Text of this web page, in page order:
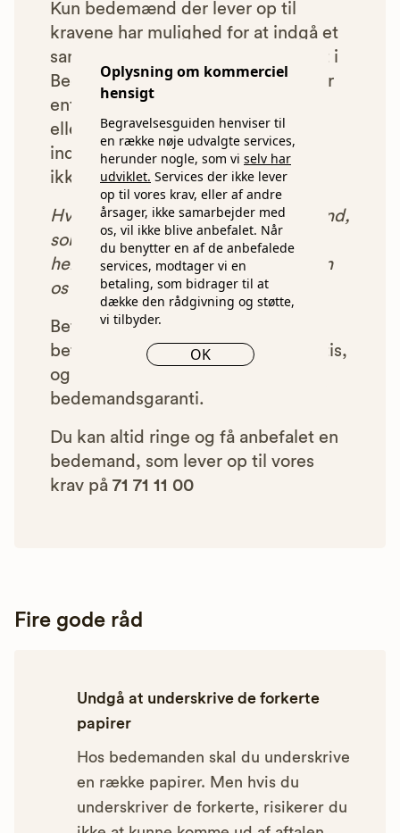
Oplysning om kommerciel
hensigt
Begravelsesguiden henviser til
en række nøje udvalgte services,
herunder nogle, som vi selv har
udviklet. Services der ikke lever
op til vores krav, eller af andre
årsager, ikke samarbejder med
os, vil ikke blive anbefalet. Når
du benytter en af de anbefalede
services, modtager vi en
betaling, som bidrager til at
dække den rådgivning og støtte,
vi tilbyder.
OK
Kun bedemænd der lever op til
kravene har mulighed for at indgå et
samarbejde med os om at blive vist i
Begravelsesguiden. Bedemænd der
enten ikke lever op til vores krav,
eller som af andre årsager ikke har
indgået et samarbejde med os, vil
ikke blive vist i vores anbefalinger.
Hver gang du benytter en bedemand,
som vi har godkendt, anbefalet og
henvist dig til, betaler bedemanden
os et beløb for denne henvisning.
Betalingen for vores henvisninger
betyder, at vores rådgivning er gratis,
og at vi samtidig kan tilbyde vores
bedemandsgaranti.
Du kan altid ringe og få anbefalet en
bedemand, som lever op til vores
krav på 71 71 11 00
Fire gode råd
Undgå at underskrive de forkerte
papirer
Hos bedemanden skal du underskrive
en række papirer. Men hvis du
underskriver de forkerte, risikerer du